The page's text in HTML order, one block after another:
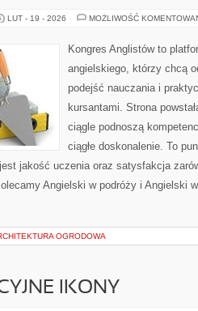
LUT - 19 - 2026 MOŻLIWOŚĆ
Kongres Anglistów to
angielskiego, którzy chcą
podejść nauczania i
kursantami. Strona
ciągle podnoszą
ciągłe doskonalenie. To
jakość uczenia oraz satysfakcja
Angielski w podróży i Angielski
OGRODOWA
IKONY